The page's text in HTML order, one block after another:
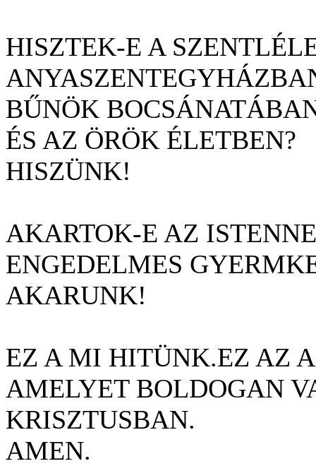
HISZTEK-E A
BŰNÖK
ÉS AZ ÖRÖK ÉLETBEN?
HISZÜNK!
AKARTOK-E AZ
ENGEDELMES
AKARUNK!
EZ A MI HITÜNK.EZ AZ
AMELYET BOLDOGAN
KRISZTUSBAN.
AMEN.